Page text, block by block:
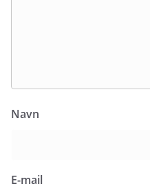
Navn
E-mail